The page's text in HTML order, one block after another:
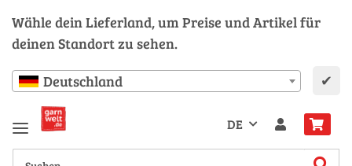
Wähle dein Lieferland, um Preise und Artikel für
deinen Standort zu sehen.
Deutschland ✔
DE